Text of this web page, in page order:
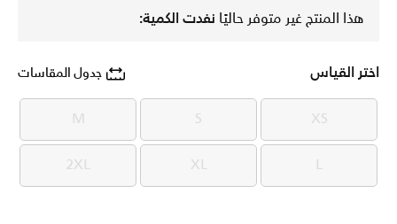
هذا المنتج غير متوفر حاليًا نفدت الكمية:
اختر القياس جدول المقاسات
XS
XS
S
S
M
M
L
L
XL
XL
2XL
2XL